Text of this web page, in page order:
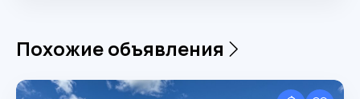
Похожие объявления